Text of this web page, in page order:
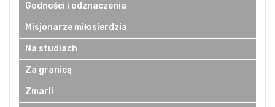
Godności i odznaczenia
Misjonarze miłosierdzia
Na studiach
Za granicą
Zmarli